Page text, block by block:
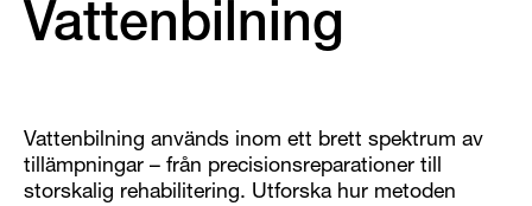
Vattenbilning
Vattenbilning används inom ett brett spektrum av
tillämpningar – från precisionsreparationer till
storskalig rehabilitering. Utforska hur metoden